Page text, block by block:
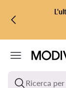
VAI AL
VAI ALLA
Ricerca